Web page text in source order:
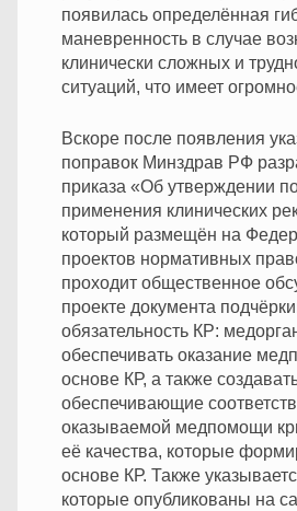
появилась определённая
маневренность в случае
клинически сложных и
ситуаций, что имеет
Вскоре после появления
поправок Минздрав РФ
приказа «Об утверждении
применения клинических
который размещён на
проектов нормативных
проходит общественное
проекте документа
обязательность КР:
обеспечивать оказание
основе КР, а также
обеспечивающие
оказываемой медпомощи
её качества, которые
основе КР. Также
которые опубликованы на